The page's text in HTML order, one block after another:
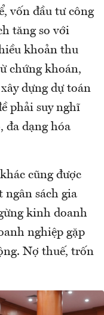
vốn đầu tư công
tăng so với
khoản thu
chứng khoán,
dựng dự toán
phải suy nghĩ
đa dạng hóa
cũng được
sách gia
kinh doanh
nghiệp gặp
Nợ thuế, trốn